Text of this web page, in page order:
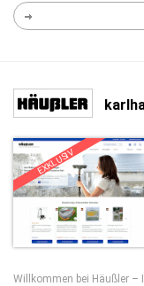
EXKLUSIV
Willkommen bei Häußler –